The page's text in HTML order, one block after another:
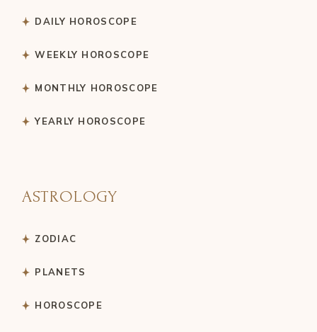
DAILY HOROSCOPE
WEEKLY HOROSCOPE
MONTHLY HOROSCOPE
YEARLY HOROSCOPE
ASTROLOGY
ZODIAC
PLANETS
HOROSCOPE